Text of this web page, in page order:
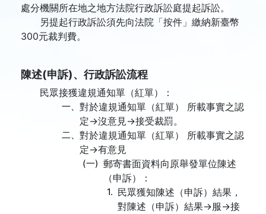
處分機關所在地之地方法院行政訴訟庭提起訴訟。
另提起行政訴訟須先向法院「按件」繳納新臺幣
300元裁判費。
陳述(申訴)、行政訴訟流程
民眾接獲違規通知單（紅單）：
一、 對於違規通知單（紅單） 所載事實之認
定→沒意見→接受裁罰。
二、 對於違規通知單（紅單） 所載事實之認
定→有意見
(一) 郵寄書面資料向原舉發單位陳述
（申訴）：
1. 民眾獲知陳述（申訴）結果，
對陳述（申訴）結果→服→接